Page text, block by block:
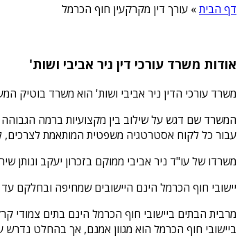
דף הבית» עורך דין מקרקעין חוף הכרמל
אודות משרד עורכי דין ניר אביבי ושות'
משרד עורכי הדין ניר אביבי ושות' הוא משרד בוטיק
המשרד שם דגש על שילוב בין מקצועיות ברמה הגבוהה
עבור כל לקוח אסטרטגיה משפטית המותאמת לצרכים,
משרדו של עו"ד ניר אביבי ממוקם בזכרון יעקב ונותן
יישובי חוף הכרמל הינם היישובים שמחיפה ובחלקם
מרבית הבתים ביישובי חוף הכרמל הינם בתים צמודי
ביישובי חוף הכרמל הוא מגוון אמנם, אך בהחלט